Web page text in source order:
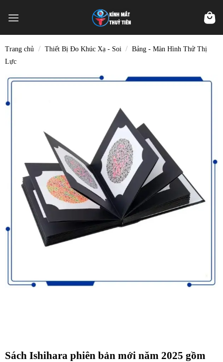
Trang chủ / Thiết Bị Đo Khúc Xạ - Soi /
Bảng - Màn Hình Thử Thị
Lực
Sách Ishihara phiên bản mới năm 2025 gồm